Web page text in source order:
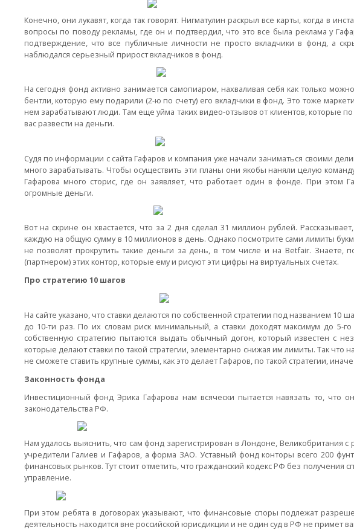
Конечно, они лукавят, когда так говорят. Нигматулин раскрыл все карты, когда в
вопросы по поводу рекламы, где он и подтвердил, что это все была реклама у
подтверждение, что все публичные личности не просто вкладчики в фонд, а
наблюдался серьезный прирост вкладчиков в фонд.
На сегодня фонд активно занимается самопиаром, нахваливая себя как только
бентли, которую ему подарили (2-ю по счету) его вкладчики в фонд. Это тоже
нем зарабатывают люди. Там еще уйма таких видео-отзывов от клиентов, которые
вас развести на деньги.
Судя по информации с сайта Гафаров и компания уже начали заниматься своими
много зарабатывать. Чтобы осуществить эти планы они якобы наняли целую
Гафарова много сторис, где он заявляет, что работает один в фонде. При этом
огромные деньги.
Вот на скрине он хвастается, что за 2 дня сделал 31 миллион рублей.
каждую на общую сумму в 10 миллионов в день. Однако посмотрите сами лимиты
не позволят прокрутить такие деньги за день, в том числе и на Betfair. Знаете,
(партнером) этих контор, которые ему и рисуют эти цифры на виртуальных счетах.
Про стратегию 10 шагов
На сайте указано, что ставки делаются по собственной стратегии под названием 10
до 10-ти раз. По их словам риск минимальный, а ставки доходят максимум до 5-
собственную стратегию пытаются выдать обычный догон, который известен с
которые делают ставки по такой стратегии, элементарно снижая им лимиты. Так что
не сможете ставить крупные суммы, как это делает Гафаров, по такой стратегии,
Законность фонда
Инвестиционный фонд Эрика Гафарова нам всячески пытается навязать то, что
законодательства РФ.
Нам удалось выяснить, что сам фонд зарегистрирован в Лондоне, Великобритания
учредители Галиев и Гафаров, а форма ЗАО. Уставный фонд конторы всего 200
финансовых рынков. Тут стоит отметить, что гражданский кодекс РФ без
управление.
При этом ребята в договорах указывают, что финансовые споры подлежат
деятельность находится вне российской юрисдикции и не один суд в РФ не примет